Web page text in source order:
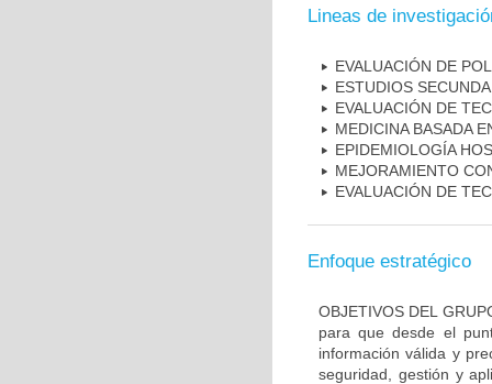
Lineas de
EVALUACIÓN DE
ESTUDIOS
EVALUACIÓN DE
MEDICINA BASADA
EPIDEMIOLOGÍA
MEJORAMIENTO
EVALUACIÓN DE
Enfoque estratégico
OBJETIVOS DEL
para que desde el
información válida y
seguridad, gestión y